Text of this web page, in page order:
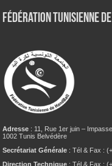
Fédération tunisienne
Adresse : 11, Rue 1er juin –
1002 Tunis Belvédère
Secrétariat Générale : Tél & Fax :
Direction Technique : Tél & Fax :